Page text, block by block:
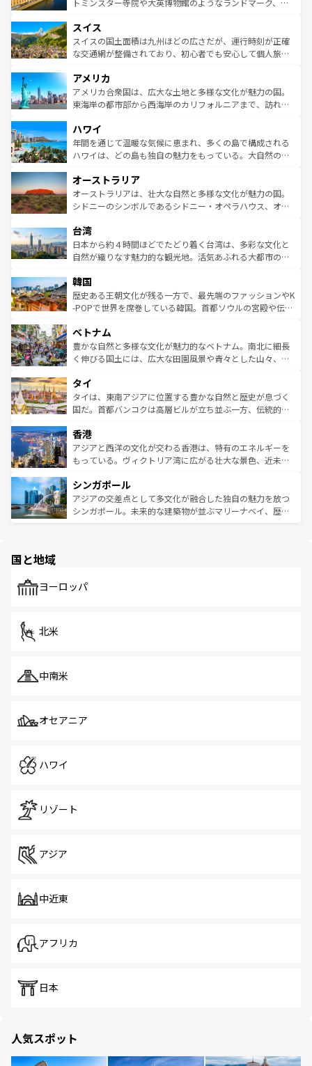
れる地方に足を運ぶとそれぞれで全く異なる文化を体験で
きるだろう。 なお、新着のフランス情報はコンテンツ一覧
を参照してほしい。
は、お酒好きな人にはぜひ体験してほしい。 なお、新着の
ドイツ情報はコンテンツ一覧を参照してほしい。
トミンスター寺院や大英博物館のようなランドマーク、歴
リアごとに異なる魅力がある。また、優雅なアフタヌーン
ティー、ビール好きにはたまらない英国パブ、サッカー観
戦など、本場だからこそできる体験も豊富。イギリスを旅
ンツ一覧を参照してほしい。
スイス
スイスの国土面積は九州ほどの広さだが、運行時刻が正確
な交通網が整備されており、初心者でも安心して個人旅行
の建物がそのまま残る町や、スイスならではのユニークな
博物館もあり、アルプス観光だけでなく町歩きも満喫する
ことができる。国民の所得が高いため物価も高いが、旅行
ば市内交通費無料で観光を楽しむこともできる。 なお、新
着のスイス情報はコンテンツ一覧 を参照してほしい。
アメリカ
アメリカ合衆国は、広大な土地と多様な文化が魅力の国。
東海岸の都市部から西海岸のカリフォルニアまで、訪れる
のような巨大都市は、観光、ショッピング、エンターテイ
ンメントが詰まった刺激的なスポットだ。一方、アメリカ
西部には大自然が広がり、グランドキャニオンやイエロー
部のニューオーリンズでは、音楽と美食が融合した独特の
文化が魅力。旅行者はアメリカの各地域で異なる魅力を楽
しみながら、その多様性と豊かな歴史を感じることができ
ならではの贅沢な旅のスタイルだ。 なお、新着のアメリカ
情報はコンテンツ一覧を参照してほしい。
ハワイ
年間を通じて温暖な気候に恵まれ、多くの島で構成される
ハワイは、どの島も独自の魅力をもっている。大自然の神
ワイ島は見逃せない。また、定番の観光地といえばオアフ
島だが、静かな自然を求めるならマウイ島やカウアイ島が
おすすめ。エメラルドグリーンに輝く海をはじめ、豊かな
れるおもてなしの心で訪れる人々を迎えてくれるハワイの
人々、おいしいローカルフードやハワイアンミュージッ
ク、伝統的なフラダンスなど、すべてがハワイの魅力を彩
ワイを、存分に味わってほしい。 なお、新着のハワイ情報
はコンテンツ一覧を参照してほしい。
オーストラリア
オーストラリアは、壮大な自然と多様な文化が魅力の国。
シドニーのシンボルであるシドニー・オペラハウス、オー
リアリーフや大陸中央部にそびえるウルル（エアーズロッ
ク）、タスマニアの美しい原生林やケアンズの熱帯雨林な
ど、見どころがたくさん。また、カフェやワイン、オージ
いる。アクティビティも充実しており、サーフィンやダイ
ビング、ハイキングなど、アウトドア好きにはたまらな
い。オーストラリアの多彩な魅力を存分に味わいつくそ
参照してほしい。
台湾
日本から約４時間ほどでたどり着く台湾は、多彩な文化と
自然が織りなす魅力的な観光地。活気あふれる大都市の台
ン）、静ひつな山岳地帯である台湾東部など、都市の喧騒
と山間の静けさが共存しており、訪れる人に新しい発見と
驚きをもたらしてくれる。また、奥深い台湾の食文化も魅
容にもいいと評判のスイーツなど、バラエティ豊かな料理
が味わえる。 なお、新着の台湾情報は コンテンツ一覧を参
照してほしい。
韓国
歴史ある王朝文化が残る一方で、最先端のファッションやK
-POPで世界を席巻している韓国。首都ソウルの宮殿や伝統
き、地方に足を延ばせば四季折々の自然美を楽しむことが
できる。そして、キムチや焼肉、絶品のストリートフード
まで、さまざまな韓国料理が待っている。夜には、韓国な
リティに包まれながら、韓国の多彩な魅力を心ゆくまで味
わってみてほしい。 なお、新着の韓国情報はコンテンツ一
覧を参照してほしい。
ベトナム
豊かな自然と多様な文化が魅力的なベトナム。南北に細長
く伸びる国土には、広大な田園風景や青々とした山々、世
急速な発展と共に伝統が息づく。ハノイの古い町並みやホ
ーチミン市のフランス統治時代の建物も、独特の雰囲気を
醸し出している。また、バラエティの豊かさとおいしさで
とつ。フォーやバインミー、ベトナムコーヒーなどは、ぜ
ひ現地で味わいたい。どの地域を訪れてもあたたかい人々
が旅行者を迎えてくれるので、きっと忘れられない旅にな
参照してほしい。
タイ
タイは、東南アジアに位置する豊かな自然と歴史が息づく
国だ。首都バンコクは高層ビルが立ち並ぶ一方、伝統的な
の活気が交差している。北部ではチェンマイなどの山岳地
帯で自然と触れ合い、南部ではプーケットやクラビの美し
いビーチでリゾート気分を楽しむことができる。タイ料理
激する。気候は一年中温暖で、どの季節にも異なる楽しみ
が待っている。親しみやすいタイの人々、仏教を中心とし
た文化、そして多様な観光資源が、訪れる旅人を魅了し続
香港
アジアと西洋の文化が交わる香港は、特有のエネルギーを
もっている。ヴィクトリア湾に広がる壮大な景色、近未来
み、どこを訪れても感動するはず。観光スポットが密集し
ており、効率よく見どころを回れるのも魅力。息をのむよ
うな絶景から文化的な体験まで、香港を存分に楽しみ尽く
シンガポール
アジアの交差点として多文化が融合した独自の魅力を放つ
シンガポール。未来的な建築物が並ぶマリーナベイ、歴史
で、ホーカーズは地元の風情を楽しめる外せないスポット
国と地域
ヨーロッパ
北米
中南米
オセアニア
ハワイ
リゾート
アジア
中近東
アフリカ
日本
人気スポット